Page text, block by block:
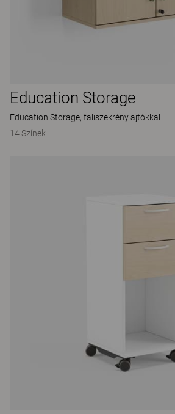
Education Storage
Education Storage, faliszekrény ajtókkal
14 Színek